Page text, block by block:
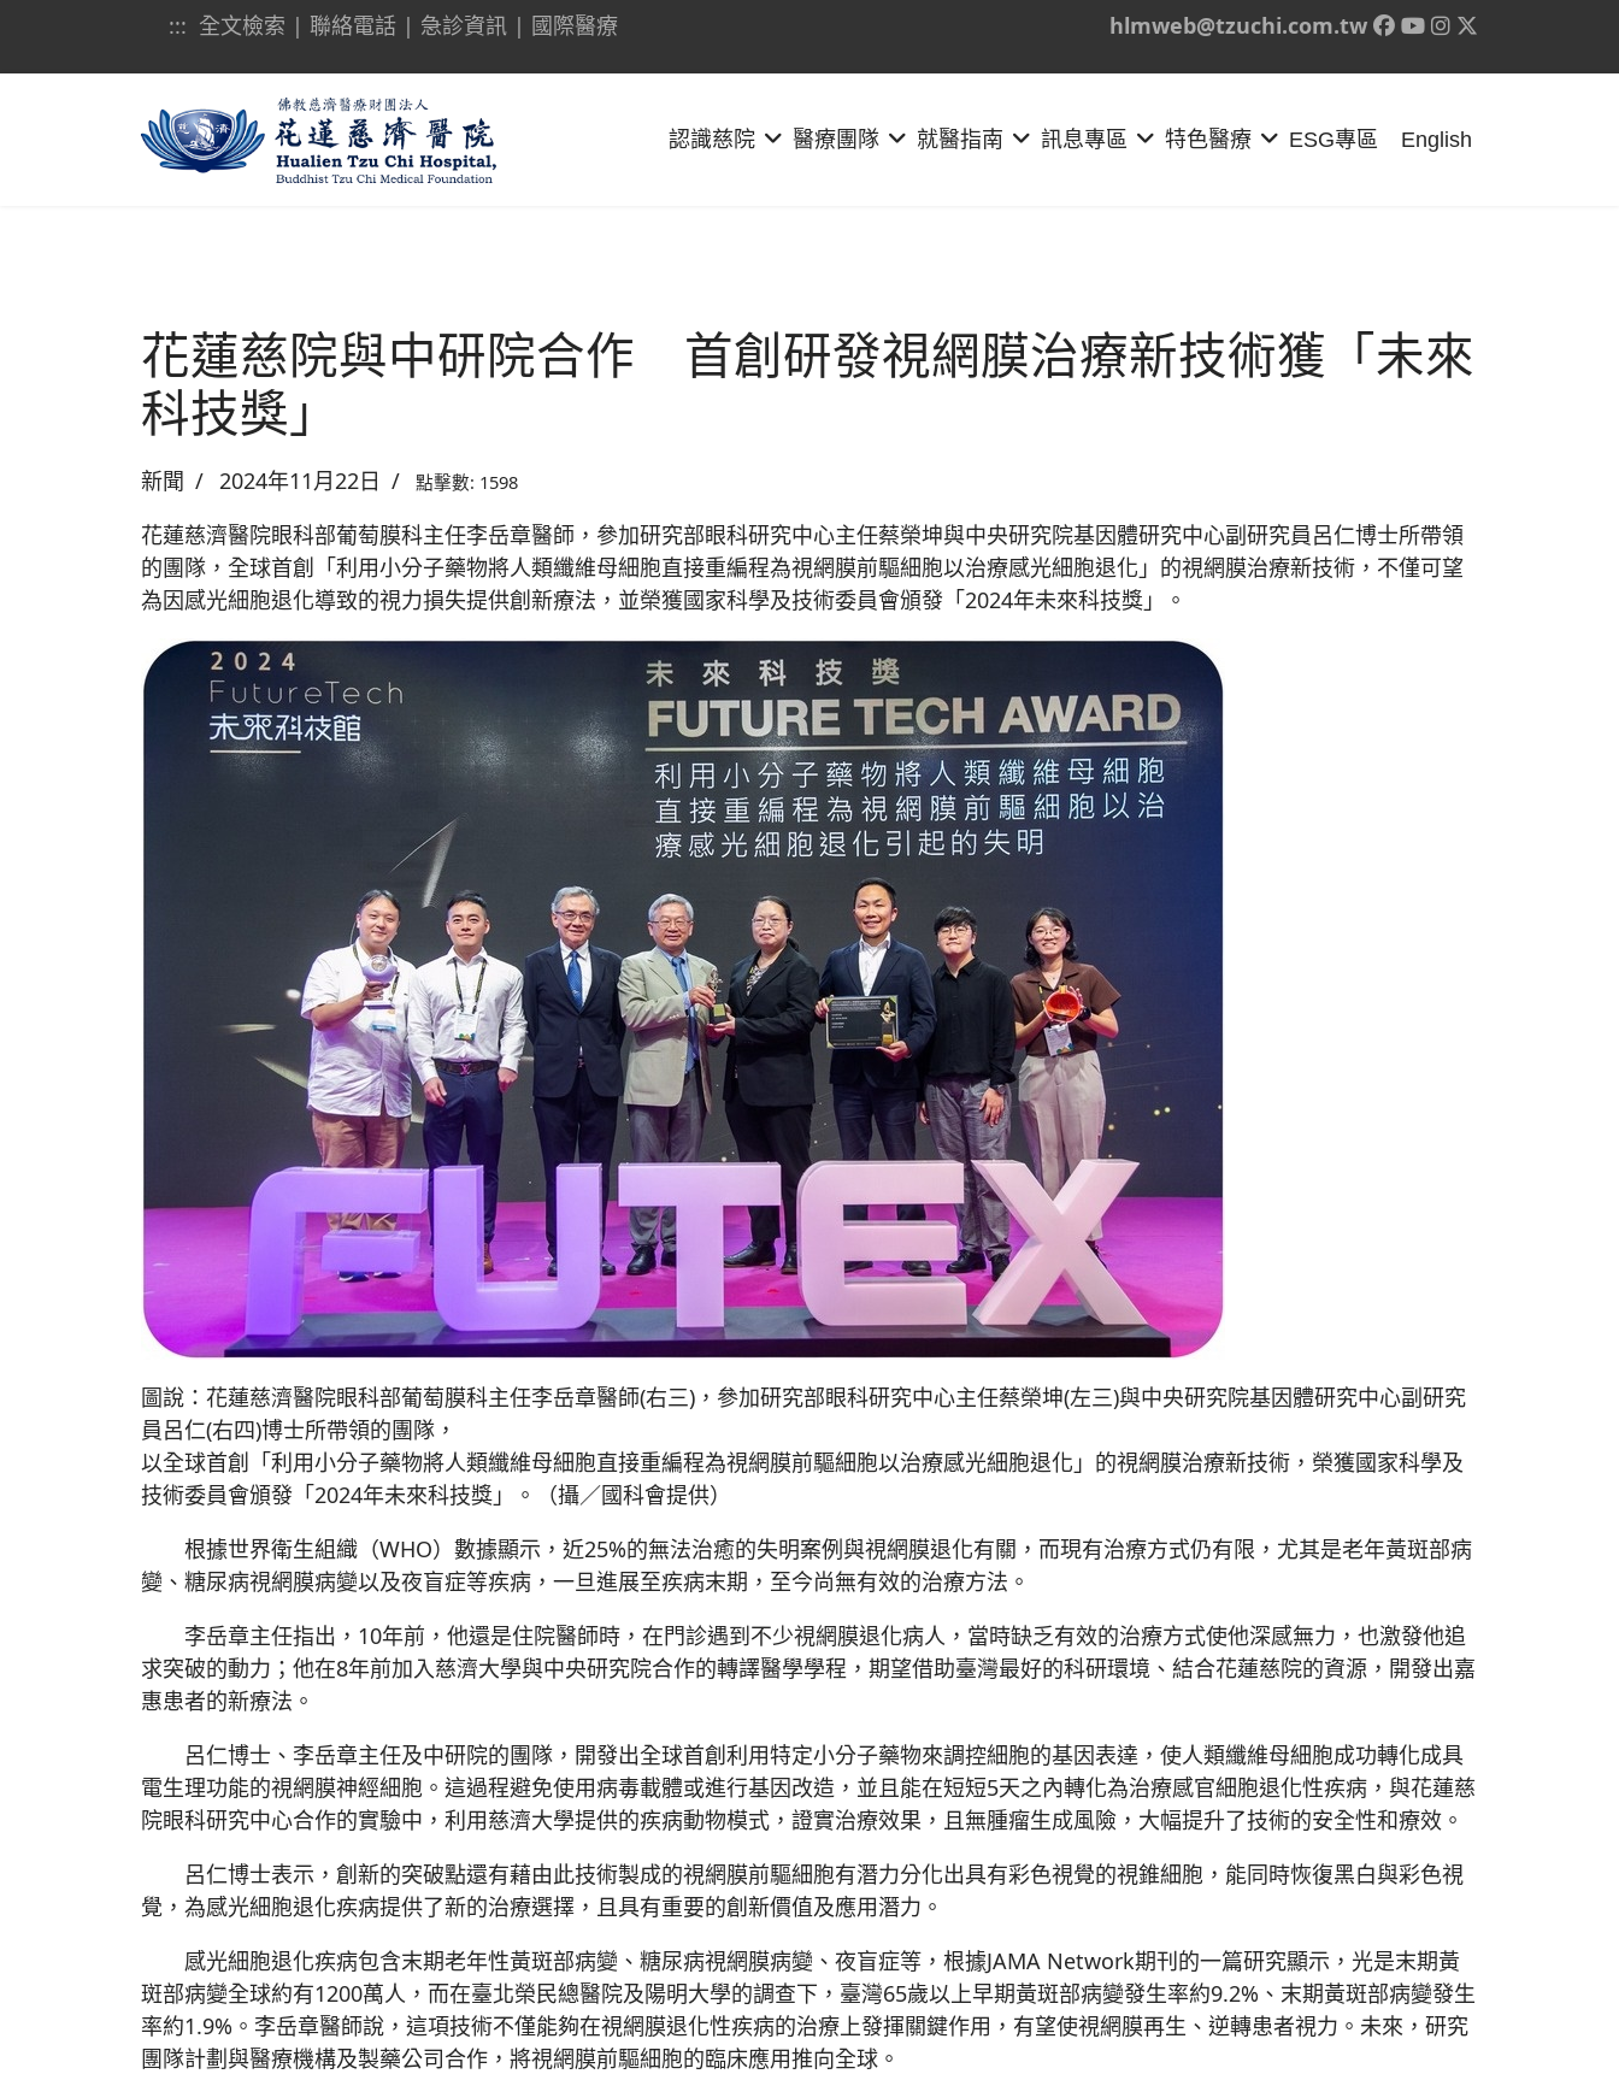
::: 全文檢索 | 聯絡電話| 急診資訊| 國際醫療 hlmweb@tzuchi.com.tw
認識慈院 醫療團隊 就醫指南 訊息專區 特色醫療 ESG專區 English
花蓮慈院與中研院合作 首創研發視網膜治療新技術獲「未來
科技獎」
新聞 2024年11月22日 點擊數: 1598
花蓮慈濟醫院眼科部葡萄膜科主任李岳章醫師，參加研究部眼科研究中心主任蔡榮坤與中央研究院基因體研究中心副研究員呂仁博士所帶領
的團隊，全球首創「利用小分子藥物將人類纖維母細胞直接重編程為視網膜前驅細胞以治療感光細胞退化」的視網膜治療新技術，不僅可望
為因感光細胞退化導致的視力損失提供創新療法，並榮獲國家科學及技術委員會頒發「2024年未來科技獎」。
圖說：花蓮慈濟醫院眼科部葡萄膜科主任李岳章醫師(右三)，參加研究部眼科研究中心主任蔡榮坤(左三)與中央研究院基因體研究中心副研究
員呂仁(右四)博士所帶領的團隊，
以全球首創「利用小分子藥物將人類纖維母細胞直接重編程為視網膜前驅細胞以治療感光細胞退化」的視網膜治療新技術，榮獲國家科學及
技術委員會頒發「2024年未來科技獎」。（攝／國科會提供）
根據世界衛生組織（WHO）數據顯示，近25%的無法治癒的失明案例與視網膜退化有關，而現有治療方式仍有限，尤其是老年黃斑部病
變、糖尿病視網膜病變以及夜盲症等疾病，一旦進展至疾病末期，至今尚無有效的治療方法。
李岳章主任指出，10年前，他還是住院醫師時，在門診遇到不少視網膜退化病人，當時缺乏有效的治療方式使他深感無力，也激發他追
求突破的動力；他在8年前加入慈濟大學與中央研究院合作的轉譯醫學學程，期望借助臺灣最好的科研環境、結合花蓮慈院的資源，開發出嘉
惠患者的新療法。
呂仁博士、李岳章主任及中研院的團隊，開發出全球首創利用特定小分子藥物來調控細胞的基因表達，使人類纖維母細胞成功轉化成具
電生理功能的視網膜神經細胞。這過程避免使用病毒載體或進行基因改造，並且能在短短5天之內轉化為治療感官細胞退化性疾病，與花蓮慈
院眼科研究中心合作的實驗中，利用慈濟大學提供的疾病動物模式，證實治療效果，且無腫瘤生成風險，大幅提升了技術的安全性和療效。
呂仁博士表示，創新的突破點還有藉由此技術製成的視網膜前驅細胞有潛力分化出具有彩色視覺的視錐細胞，能同時恢復黑白與彩色視
覺，為感光細胞退化疾病提供了新的治療選擇，且具有重要的創新價值及應用潛力。
感光細胞退化疾病包含末期老年性黃斑部病變、糖尿病視網膜病變、夜盲症等，根據JAMA Network期刊的一篇研究顯示，光是末期黃
斑部病變全球約有1200萬人，而在臺北榮民總醫院及陽明大學的調查下，臺灣65歲以上早期黃斑部病變發生率約9.2%、末期黃斑部病變發生
率約1.9%。李岳章醫師說，這項技術不僅能夠在視網膜退化性疾病的治療上發揮關鍵作用，有望使視網膜再生、逆轉患者視力。未來，研究
團隊計劃與醫療機構及製藥公司合作，將視網膜前驅細胞的臨床應用推向全球。